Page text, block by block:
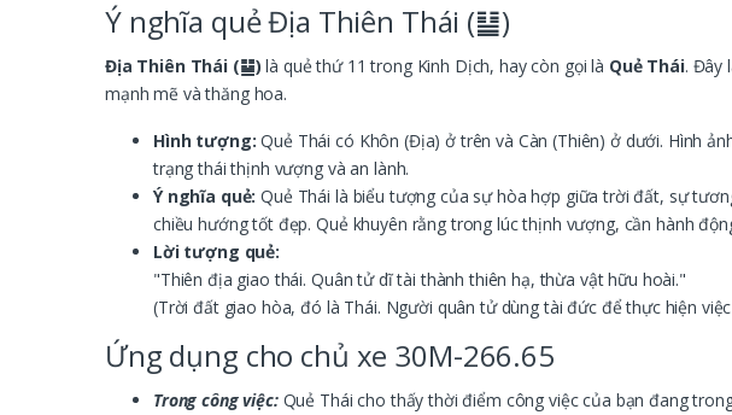
Ý nghĩa quẻ Địa Thiên Thái (䷊)
Địa Thiên Thái (䷊) là quẻ thứ 11 trong Kinh Dịch, hay còn gọi là Quẻ Thái. Đây
mạnh mẽ và thăng hoa.
Hình tượng: Quẻ Thái có Khôn (Địa) ở trên và Càn (Thiên) ở dưới. Hình
trạng thái thịnh vượng và an lành.
Ý nghĩa quẻ: Quẻ Thái là biểu tượng của sự hòa hợp giữa trời đất, sự
chiều hướng tốt đẹp. Quẻ khuyên rằng trong lúc thịnh vượng, cần hành
Lời tượng quẻ:
"Thiên địa giao thái. Quân tử dĩ tài thành thiên hạ, thừa vật hữu hoài."
(Trời đất giao hòa, đó là Thái. Người quân tử dùng tài đức để thực hiện
Ứng dụng cho chủ xe 30M-266.65
Trong công việc:Quẻ Thái cho thấy thời điểm công việc của bạn đang